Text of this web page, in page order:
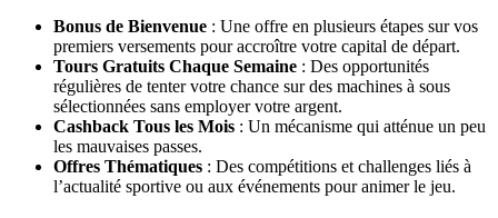
Bonus de Bienvenue : Une offre en plusieurs étapes sur vos
premiers versements pour accroître votre capital de départ.
Tours Gratuits Chaque Semaine : Des opportunités
régulières de tenter votre chance sur des machines à sous
sélectionnées sans employer votre argent.
Cashback Tous les Mois : Un mécanisme qui atténue un peu
les mauvaises passes.
Offres Thématiques : Des compétitions et challenges liés à
l’actualité sportive ou aux événements pour animer le jeu.